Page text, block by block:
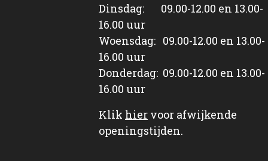
Dinsdag: 09.00-12.00 en 13.00-
16.00 uur
Woensdag: 09.00-12.00 en 13.00-
16.00 uur
Donderdag: 09.00-12.00 en 13.00-
16.00 uur
Klik hier voor afwijkende
openingstijden.